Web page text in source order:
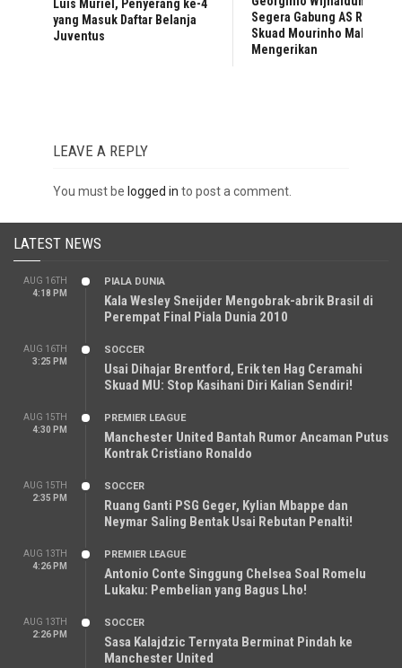
Luis Muriel, Penyerang ke-4
yang Masuk Daftar Belanja
Juventus
Segera Gabung AS Roma,
Skuad Mourinho Makin
Mengerikan
LEAVE A REPLY
You must be logged in to post a comment.
LATEST NEWS
AUG 16TH
4:18 PM
PIALA DUNIA
Kala Wesley Sneijder Mengobrak-abrik Brasil di
Perempat Final Piala Dunia 2010
AUG 16TH
3:25 PM
SOCCER
Usai Dihajar Brentford, Erik ten Hag Ceramahi
Skuad MU: Stop Kasihani Diri Kalian Sendiri!
AUG 15TH
4:30 PM
PREMIER LEAGUE
Manchester United Bantah Rumor Ancaman Putus
Kontrak Cristiano Ronaldo
AUG 15TH
2:35 PM
SOCCER
Ruang Ganti PSG Geger, Kylian Mbappe dan
Neymar Saling Bentak Usai Rebutan Penalti!
AUG 13TH
4:26 PM
PREMIER LEAGUE
Antonio Conte Singgung Chelsea Soal Romelu
Lukaku: Pembelian yang Bagus Lho!
AUG 13TH
2:26 PM
SOCCER
Sasa Kalajdzic Ternyata Berminat Pindah ke
Manchester United